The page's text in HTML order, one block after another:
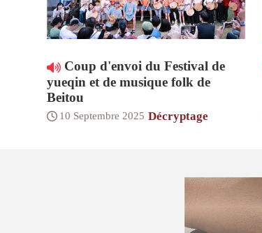
Coup d'envoi du Festival de
yueqin et de musique folk de
Beitou
10 Septembre 2025 Décryptage